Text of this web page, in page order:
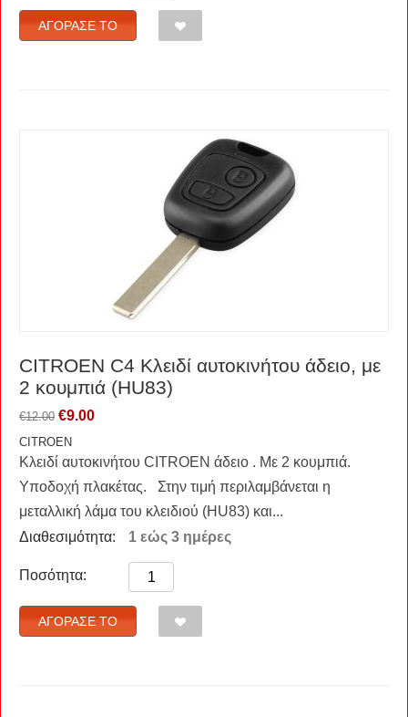
ΑΓΌΡΑΣΈ ΤΟ
CITROEN C4 Kλειδί αυτοκινήτου άδειο, με
2 κουμπιά (HU83)
€12.00 €9.00
CITROEN
Κλειδί αυτοκινήτου CITROEN άδειο . Με 2 κουμπιά.
Υποδοχή πλακέτας. Στην τιμή περιλαμβάνεται η
μεταλλική λάμα του κλειδιού (HU83) και...
Διαθεσιμότητα:
1 εώς 3 ημέρες
Ποσότητα:
ΑΓΌΡΑΣΈ ΤΟ